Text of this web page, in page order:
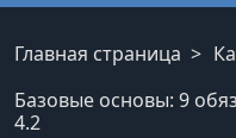
Главная страница
Базовые основы: 9
4.2